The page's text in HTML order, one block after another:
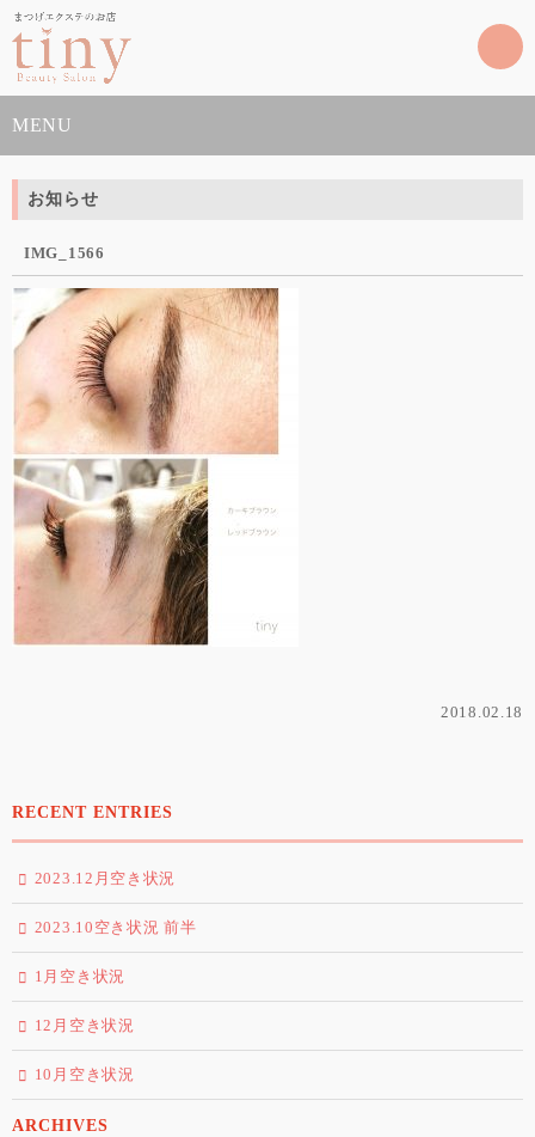
MENU
お知らせ
IMG_1566
2018.02.18
RECENT ENTRIES
2023.12月空き状況
2023.10空き状況 前半
1月空き状況
12月空き状況
10月空き状況
ARCHIVES